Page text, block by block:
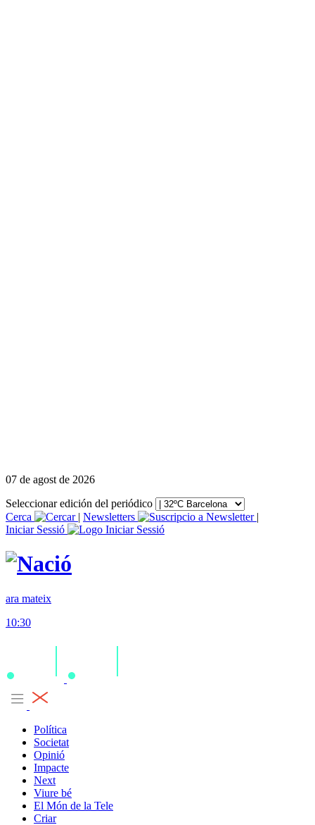
07 de agost de 2026
Seleccionar edición del periódico
Cerca
| Newsletters
|
Iniciar Sessió
ara mateix
10:30
Política
Societat
Opinió
Impacte
Next
Viure bé
El Món de la Tele
Criar